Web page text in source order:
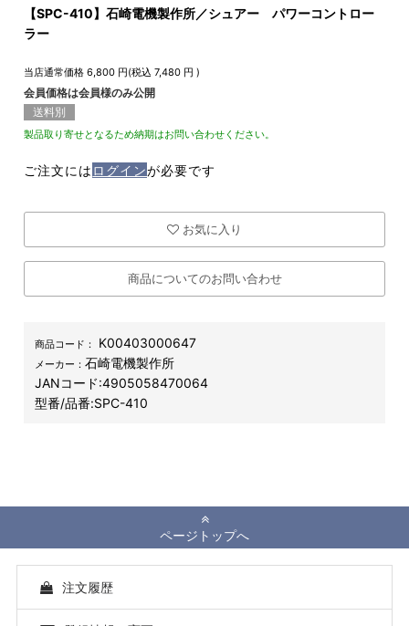
【SPC-410】石崎電機製作所／シュアー パワーコントロー
ラー
当店通常価格 6,800 円(税込7,480 円 )
会員価格は会員様のみ公開
送料別
製品取り寄せとなるため納期はお問い合わせください。
ご注文には ログインが必要です
お気に入り
商品についてのお問い合わせ
商品コード： K00403000647
メーカー：石崎電機製作所
JANコード:4905058470064
型番/品番:SPC-410
ページトップへ
注文履歴